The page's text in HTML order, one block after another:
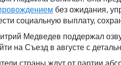
без ожидания,
социальную выплату,
Медведев поддержал
на Съезд в августе с
страны ждут от партии